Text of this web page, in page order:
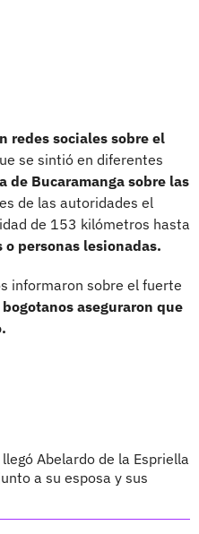
redes sociales sobre el
se sintió en diferentes
de Bucaramanga sobre las
de las autoridades el
de 153 kilómetros hasta
o personas lesionadas.
informaron sobre el fuerte
bogotanos aseguraron que
llegó Abelardo de la Espriella
a su esposa y sus